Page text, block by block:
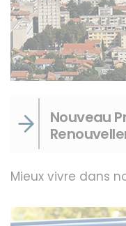
Nouveau
Mieux vivre dans